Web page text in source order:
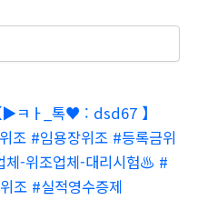
ㅋㅏ_톡♥ : dsd67 】
#임용장위조 #등록금위
-위조업체-대리시험♨️ #
조 #실적영수증제